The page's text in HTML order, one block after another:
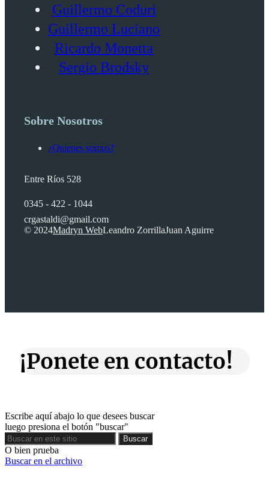
Guillermo Coduri
Guillermo Luciano
Ricardo Monetta
Sergio Brodsky
Sobre Nosotros
¿Quienes somos?
Entre Ríos 528
0345 - 422 - 1044
crgastaldi@gmail.com
© 2024Madryn WebLeandro ZorrillaJuan Aguirre
¡Ponete en contacto!
Escribe aquí abajo lo que desees buscar
luego presiona el botón "buscar"
Buscar
Buscar
O bien prueba
Buscar en el archivo